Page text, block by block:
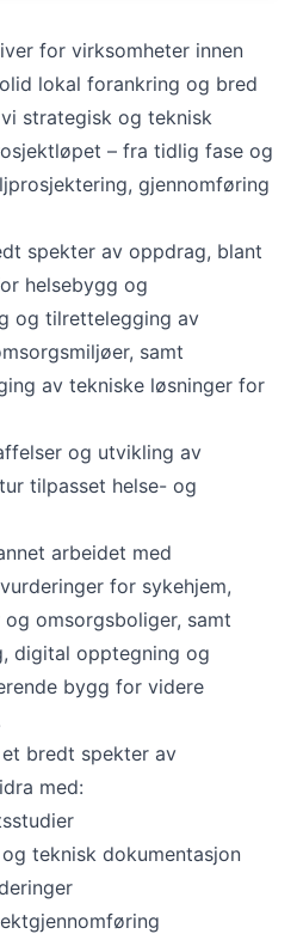
for virksomheter innen
lokal forankring og bred
strategisk og teknisk
– fra tidlig fase og
gjennomføring
spekter av oppdrag, blant
helsebygg og
og tilrettelegging av
samt
av tekniske løsninger for
og utvikling av
tilpasset helse- og
arbeidet med
for sykehjem,
omsorgsboliger, samt
digital opptegning og
bygg for videre
bredt spekter av
med:
teknisk dokumentasjon